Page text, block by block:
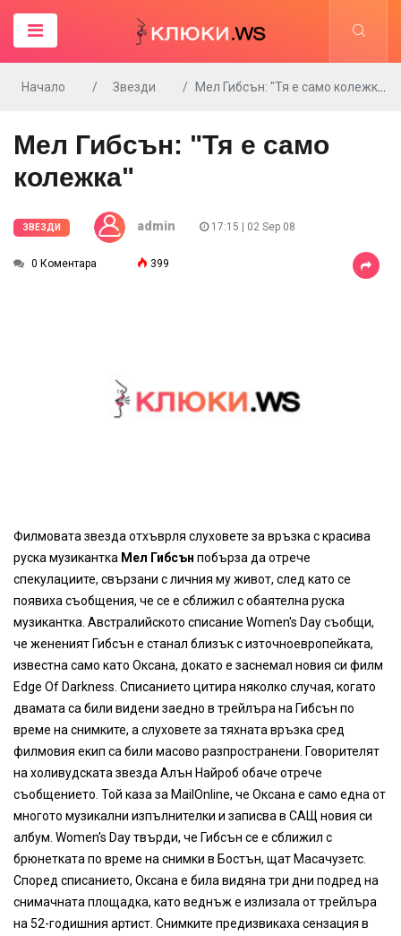
Начало Звезди Мел Гибсън: "Тя е само колежка"
Мел Гибсън: "Тя е само
колежка"
ЗВЕЗДИ admin 17:15 | 02 Sep 08
0 Коментара 399
Филмовата звезда отхъврля слуховете за връзка с красива
руска музикантка Мел Гибсън побърза да отрече
спекулациите, свързани с личния му живот, след като се
появиха съобщения, че се е сближил с обаятелна руска
музикантка. Австралийското списание Women's Day съобщи,
че жененият Гибсън е станал близък с източноевропейката,
известна само като Оксана, докато е заснемал новия си филм
Edge Of Darkness. Списанието цитира няколко случая, когато
двамата са били видени заедно в трейлъра на Гибсън по
време на снимките, а слуховете за тяхната връзка сред
филмовия екип са били масово разпространени. Говорителят
на холивудската звезда Алън Найроб обаче отрече
съобщението. Той каза за MailOnline, че Оксана е само една от
многото музикални изпълнителки и записва в САЩ новия си
албум. Women's Day твърди, че Гибсън се е сближил с
брюнетката по време на снимки в Бостън, щат Масачузетс.
Според списанието, Оксана е била видяна три дни подред на
снимачната площадка, като веднъж е излизала от трейлъра
на 52-годишния артист. Снимките предизвикаха сензация в